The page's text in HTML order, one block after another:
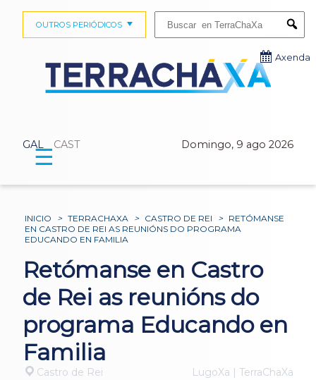
GAL CAST Domingo, 9 ago 2026
OUTROS PERIÓDICOS
Axenda
☰
INICIO > TERRACHAXA > CASTRO DE REI > RETÓMANSE
EN CASTRO DE REI AS REUNIÓNS DO PROGRAMA
EDUCANDO EN FAMILIA
Retómanse en Castro
de Rei as reunións do
programa Educando en
Familia
Castro de Rei LugoXa | TerraChaXa